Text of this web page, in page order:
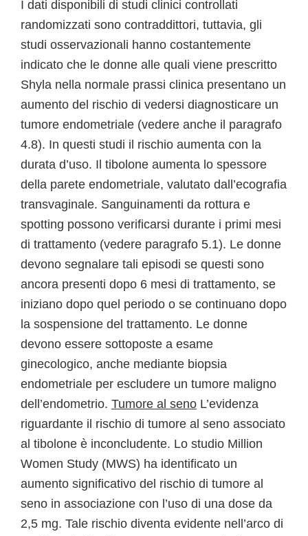
I dati disponibili di studi clinici controllati
randomizzati sono contraddittori, tuttavia, gli
studi osservazionali hanno costantemente
indicato che le donne alle quali viene prescritto
Shyla nella normale prassi clinica presentano un
aumento del rischio di vedersi diagnosticare un
tumore endometriale (vedere anche il paragrafo
4.8). In questi studi il rischio aumenta con la
durata d’uso. Il tibolone aumenta lo spessore
della parete endometriale, valutato dall’ecografia
transvaginale. Sanguinamenti da rottura e
spotting possono verificarsi durante i primi mesi
di trattamento (vedere paragrafo 5.1). Le donne
devono segnalare tali episodi se questi sono
ancora presenti dopo 6 mesi di trattamento, se
iniziano dopo quel periodo o se continuano dopo
la sospensione del trattamento. Le donne
devono essere sottoposte a esame
ginecologico, anche mediante biopsia
endometriale per escludere un tumore maligno
dell’endometrio. Tumore al seno L’evidenza
riguardante il rischio di tumore al seno associato
al tibolone è inconcludente. Lo studio Million
Women Study (MWS) ha identificato un
aumento significativo del rischio di tumore al
seno in associazione con l’uso di una dose da
2,5 mg. Tale rischio diventa evidente nell’arco di